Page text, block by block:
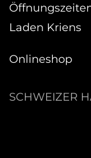
Laden Kriens
Onlineshop
SCHWEIZER